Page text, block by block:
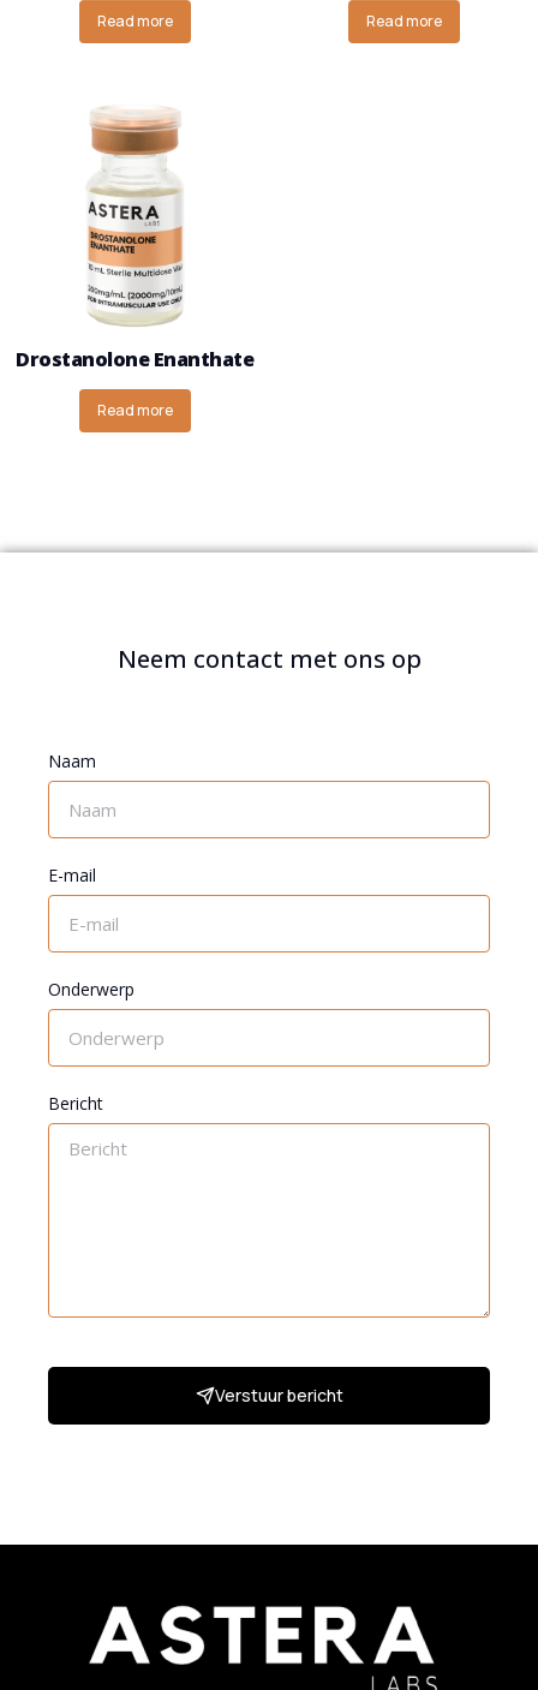
Read more Read more
Drostanolone Enanthate
Read more
Neem contact met ons op
Naam
E-mail
Onderwerp
Bericht
Verstuur bericht